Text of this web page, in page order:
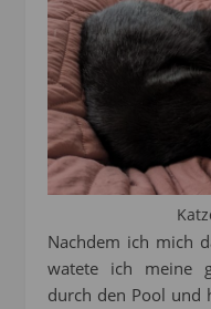
Nachdem ich mich
watete ich meine
durch den Pool und